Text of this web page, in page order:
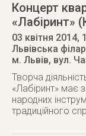
Концерт
«Лабіринт»
03 квітня 2014,
Львівська
м. Львів, вул.
Творча
«Лабіринт» має
народних
традиційного